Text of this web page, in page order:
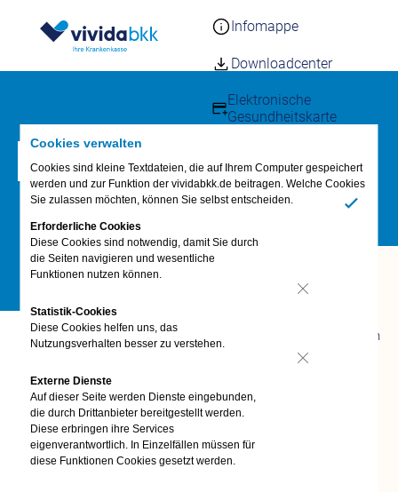
Cookies verwalten
Cookies sind kleine Textdateien, die auf Ihrem Computer gespeichert
werden und zur Funktion der vividabkk.de beitragen. Welche Cookies
Sie zulassen möchten, können Sie selbst entscheiden.
Erforderliche Cookies
Diese Cookies sind notwendig, damit Sie durch
die Seiten navigieren und wesentliche
Funktionen nutzen können.
Statistik-Cookies
Diese Cookies helfen uns, das
Nutzungsverhalten besser zu verstehen.
Externe Dienste
Auf dieser Seite werden Dienste eingebunden,
die durch Drittanbieter bereitgestellt werden.
Diese erbringen ihre Services
eigenverantwortlich. In Einzelfällen müssen für
diese Funktionen Cookies gesetzt werden.
Infomappe
Downloadcenter
Elektronische
Gesundheitskarte
Kunden werben
Antworten
Termin vereinbaren
vivida bkk-App
Pressemitteilung
Zur Übersicht
19. Dezember 2023
Mariahof: Bescheidene
Weihnachtswünsche